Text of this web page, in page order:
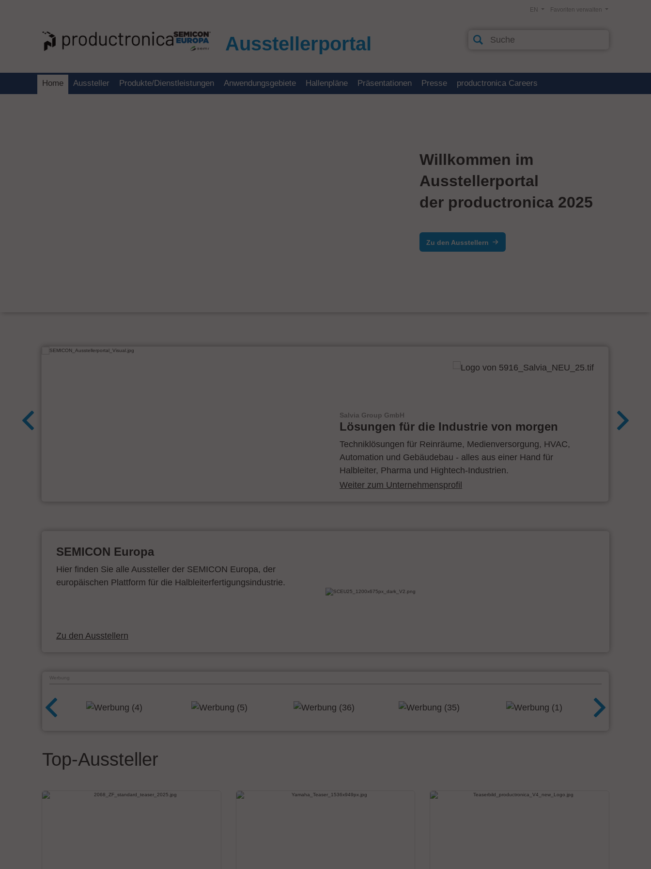
Ausstellerportal
Favoriten verwalten
EN
Home Aussteller Produkte/Dienstleistungen Anwendungsgebiete Hallenpläne Präsentationen Presse productronica Careers
Willkommen im
Ausstellerportal
der productronica 2025
Zu den Ausstellern
Salvia Group GmbH
Lösungen für die Industrie von morgen
Techniklösungen für Reinräume, Medienversorgung, HVAC,
Automation und Gebäudebau - alles aus einer Hand für
Halbleiter, Pharma und Hightech-Industrien.
Weiter zum Unternehmensprofil
SEMICON Europa
Hier finden Sie alle Aussteller der SEMICON Europa, der
europäischen Plattform für die Halbleiterfertigungsindustrie.
Zu den Ausstellern
Werbung
Top-Aussteller